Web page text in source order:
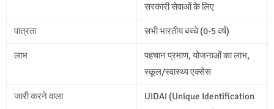
सरकारी सेवाओं के लिए
पात्रता सभी भारतीय बच्चे (0-5 वर्ष)
लाभ
पहचान प्रमाण, योजनाओं का लाभ,
स्कूल/स्वास्थ्य एक्सेस
जारी करने वाला
UIDAI (Unique Identification